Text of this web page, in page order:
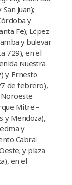
Juan);
y
Fe); López
y bulevar
729), en el
Nuestra
y Ernesto
de febrero),
Noroeste
Mitre –
y Mendoza),
y
Cabral
y plaza
en el